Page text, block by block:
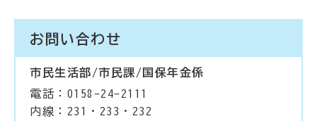
お問い合わせ
市民生活部/市民課/国保年金係
電話：0158-24-2111
内線：231・233・232